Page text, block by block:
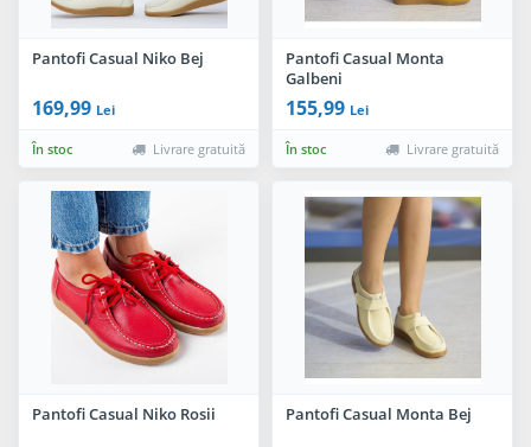
Pantofi Casual Niko Bej
169,99 Lei
În stoc Livrare gratuită
Pantofi Casual Monta
Galbeni
155,99 Lei
În stoc Livrare gratuită
Pantofi Casual Niko Rosii Pantofi Casual Monta Bej